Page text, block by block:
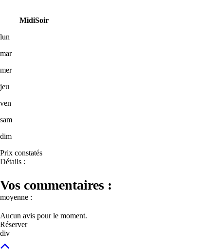
MidiSoir
lun
mar
mer
jeu
ven
sam
dim
Prix constatés
Détails :
Vos commentaires :
moyenne :
Aucun avis pour le moment.
Réserver
div